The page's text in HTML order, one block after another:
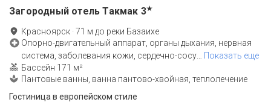
Загородный отель Такмак 3★
Красноярск ·71 м до реки Базаихе
Опорно-двигательный аппарат, органы дыхания, нервная
система, заболевания кожи, сердечно-сосу
Показать еще
Бассейн 171 м²
Пантовые ванны, ванна пантово-хвойная, теплолечение
Гостиница в европейском стиле